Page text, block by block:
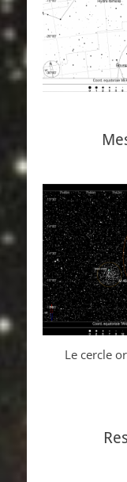
Le cercle